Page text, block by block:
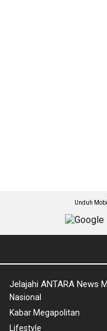
Unduh
Jelajahi ANTARA News
Nasional
Kabar Megapolitan
Lifestyle